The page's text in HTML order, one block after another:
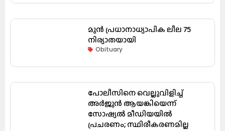
മുൻ പ്രധാനാധ്യാപിക ലീല 75
നിര്യാതയായി
Obituary
പോലീസിനെ വെല്ലുവിളിച്ച്
അർജുൻ ആയങ്കിയെന്ന്
സോഷ്യൽ മീഡിയയിൽ
പ്രചരണം; സ്ഥിരീകരണമില്ല